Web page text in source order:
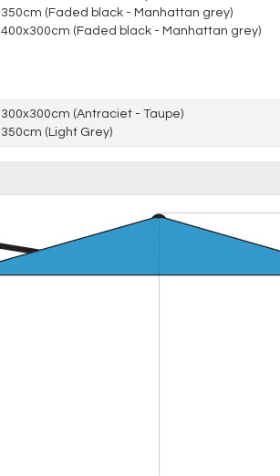
350cm (Faded black - Manhattan grey)
400x300cm (Faded black - Manhattan grey)
300x300cm (Antraciet - Taupe)
350cm (Light Grey)